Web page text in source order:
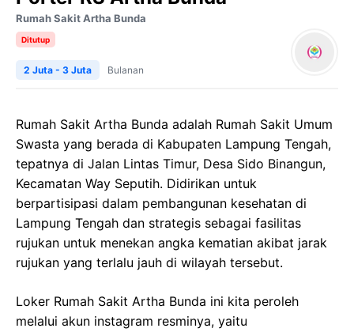
Rumah Sakit Artha Bunda
Ditutup
2 Juta - 3 Juta Bulanan
Rumah Sakit Artha Bunda adalah Rumah Sakit Umum
Swasta yang berada di Kabupaten Lampung Tengah,
tepatnya di Jalan Lintas Timur, Desa Sido Binangun,
Kecamatan Way Seputih. Didirikan untuk
berpartisipasi dalam pembangunan kesehatan di
Lampung Tengah dan strategis sebagai fasilitas
rujukan untuk menekan angka kematian akibat jarak
rujukan yang terlalu jauh di wilayah tersebut.
Loker Rumah Sakit Artha Bunda ini kita peroleh
melalui akun instagram resminya, yaitu